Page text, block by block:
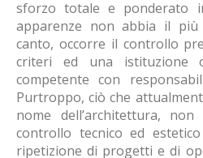
sforzo totale e ponderato
apparenze non abbia il più
canto, occorre il controllo
criteri ed una istituzione
competente con
Purtroppo, ciò che
nome dell’architettura,
controllo tecnico ed
ripetizione di progetti e di